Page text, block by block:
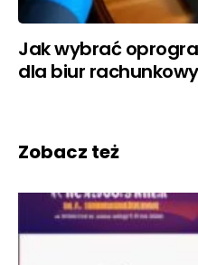
Jak wybrać
dla biur
Zobacz też